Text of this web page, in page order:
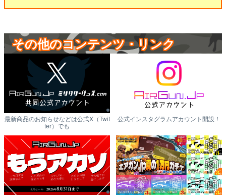
その他のコンテンツ・リンク
最新商品のお知らせなどは公式X（Twit
ter）でも
公式インスタグラムアカウント開設！